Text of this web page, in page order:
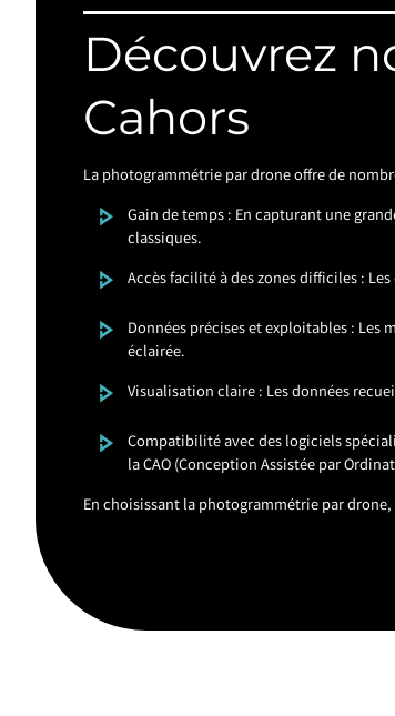
Découvrez
Cahors
La photogrammétrie par drone offre de
Gain de temps : En capturant une
classiques.
Accès facilité à des zones difficiles :
Données précises et exploitables :
éclairée.
Visualisation claire : Les données
Compatibilité avec des logiciels
la CAO (Conception Assistée par
En choisissant la photogrammétrie par